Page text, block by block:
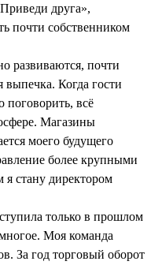
друга»,
почти собственником
развиваются, почти
выпечка. Когда гости
поговорить, всё
Магазины
моего будущего
более крупными
стану директором
только в прошлом
Моя команда
За год торговый оборот